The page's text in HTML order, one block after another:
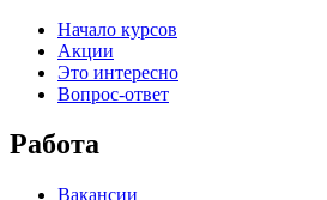
Начало курсов
Акции
Это интересно
Вопрос-ответ
Работа
Вакансии